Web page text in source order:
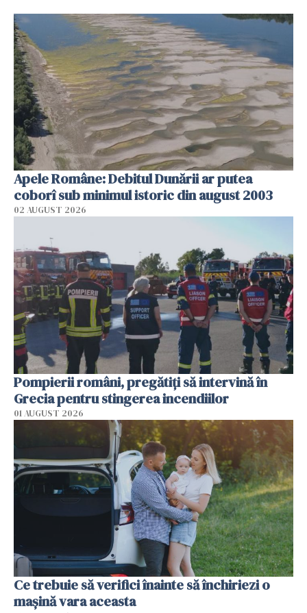
Apele Române: Debitul Dunării ar putea
coborî sub minimul istoric din august 2003
02 AUGUST 2026
Pompierii români, pregătiţi să intervină în
Grecia pentru stingerea incendiilor
01 AUGUST 2026
Ce trebuie să verifici înainte să închiriezi o
mașină vara aceasta